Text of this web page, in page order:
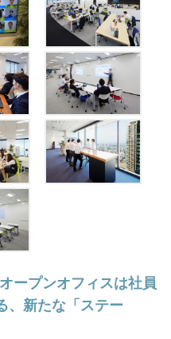
ープンオフィスは社員
、新たな「ステー